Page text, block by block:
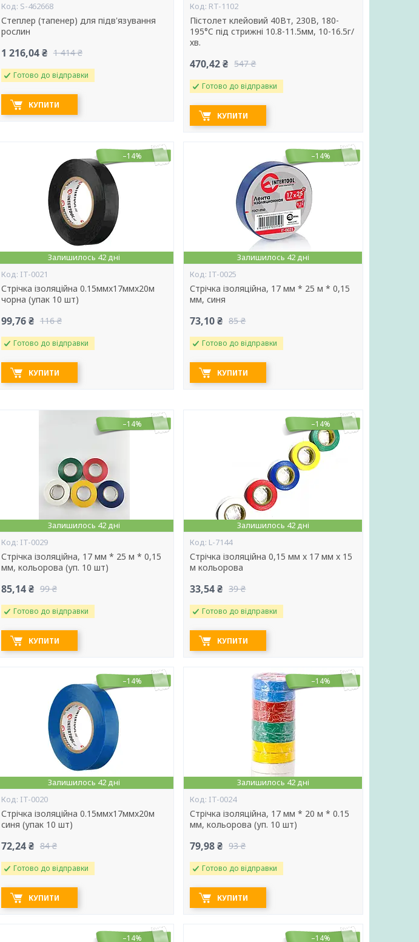
S-462668
Степлер (тапенер) для підв'язування
рослин
1 216,04 ₴ 1 414 ₴
Готово до відправки
КУПИТИ
RT-1102
Пістолет клейовий 40Вт, 230В, 180-
195°C під стрижні 10.8-11.5мм, 10-16.5г/
хв.
470,42 ₴ 547 ₴
Готово до відправки
КУПИТИ
–14%
Залишилось 42 дні
IT-0021
Стрічка ізоляційна 0.15ммx17ммx20м
чорна (упак 10 шт)
99,76 ₴ 116 ₴
Готово до відправки
КУПИТИ
–14%
Залишилось 42 дні
IT-0025
Стрічка ізоляційна, 17 мм * 25 м * 0,15
мм, синя
73,10 ₴ 85 ₴
Готово до відправки
КУПИТИ
–14%
Залишилось 42 дні
IT-0029
Стрічка ізоляційна, 17 мм * 25 м * 0,15
мм, кольорова (уп. 10 шт)
85,14 ₴ 99 ₴
Готово до відправки
КУПИТИ
–14%
Залишилось 42 дні
L-7144
Стрічка ізоляційна 0,15 мм x 17 мм x 15
м кольорова
33,54 ₴ 39 ₴
Готово до відправки
КУПИТИ
–14%
Залишилось 42 дні
IT-0020
Стрічка ізоляційна 0.15ммx17ммx20м
синя (упак 10 шт)
72,24 ₴ 84 ₴
Готово до відправки
КУПИТИ
–14%
Залишилось 42 дні
IT-0024
Стрічка ізоляційна, 17 мм * 20 м * 0.15
мм, кольорова (уп. 10 шт)
79,98 ₴ 93 ₴
Готово до відправки
КУПИТИ
–14% –14%